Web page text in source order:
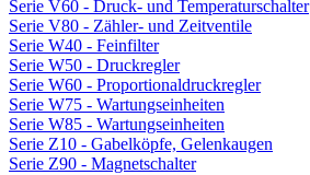
Serie V60 - Druck- und Temperaturschalter
Serie V80 - Zähler- und Zeitventile
Serie W40 - Feinfilter
Serie W50 - Druckregler
Serie W60 - Proportionaldruckregler
Serie W75 - Wartungseinheiten
Serie W85 - Wartungseinheiten
Serie Z10 - Gabelköpfe, Gelenkaugen
Serie Z90 - Magnetschalter